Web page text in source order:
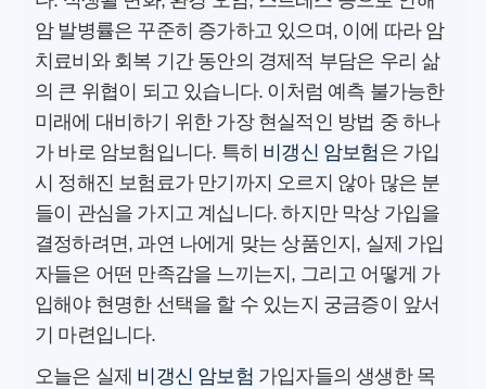
암 발병률은 꾸준히 증가하고 있으며, 이에 따라 암
치료비와 회복 기간 동안의 경제적 부담은 우리 삶
의 큰 위협이 되고 있습니다. 이처럼 예측 불가능한
미래에 대비하기 위한 가장 현실적인 방법 중 하나
가 바로 암보험입니다. 특히 비갱신 암보험 은 가입
시 정해진 보험료가 만기까지 오르지 않아 많은 분
들이 관심을 가지고 계십니다. 하지만 막상 가입을
결정하려면, 과연 나에게 맞는 상품인지, 실제 가입
자들은 어떤 만족감을 느끼는지, 그리고 어떻게 가
입해야 현명한 선택을 할 수 있는지 궁금증이 앞서
기 마련입니다.
오늘은 실제 비갱신 암보험 가입자들의 생생한 목